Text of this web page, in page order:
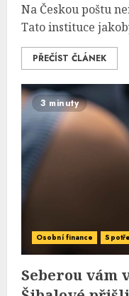
Na Českou poštu
Tato instituce
PŘEČÍST ČLÁNEK
3 minuty
Osobní finance
Seberou vám